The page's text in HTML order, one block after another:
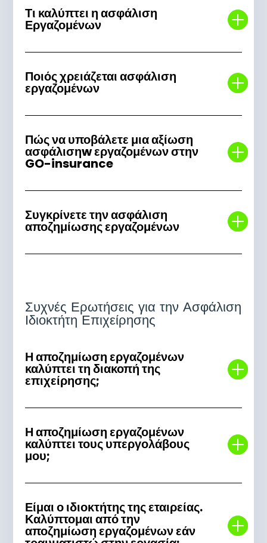
Τι καλύπτει η ασφάλιση
Εργαζομένων
Ποιός χρειάζεται ασφάλιση
εργαζομένων
Πώς να υποβάλετε μια αξίωση
ασφάλισηw εργαζομένων στην
GO-insurance
Συγκρίνετε την ασφάλιση
αποζημίωσης εργαζομένων
Συχνές Ερωτήσεις για την Ασφάλιση
Ιδιοκτήτη Επιχείρησης
Η αποζημίωση εργαζομένων
καλύπτει τη διακοπή της
επιχείρησης;
Η αποζημίωση εργαζομένων
καλύπτει τους υπεργολάβους
μου;
Είμαι ο ιδιοκτήτης της εταιρείας.
Καλύπτομαι από την
αποζημίωση εργαζομένων εάν